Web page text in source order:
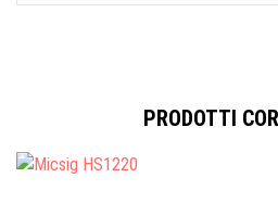
PRODOTTI